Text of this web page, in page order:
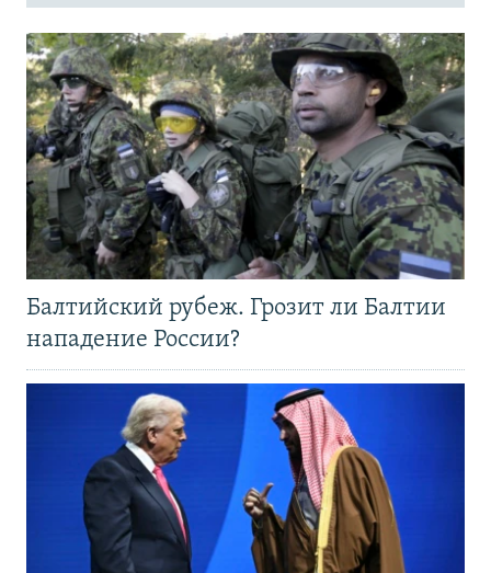
Балтийский рубеж. Грозит ли Балтии
нападение России?